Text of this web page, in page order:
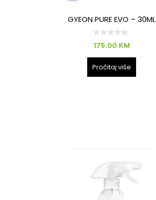
GYEON PURE EVO – 30ML
0
o
175.00 KM
Pročitaj više